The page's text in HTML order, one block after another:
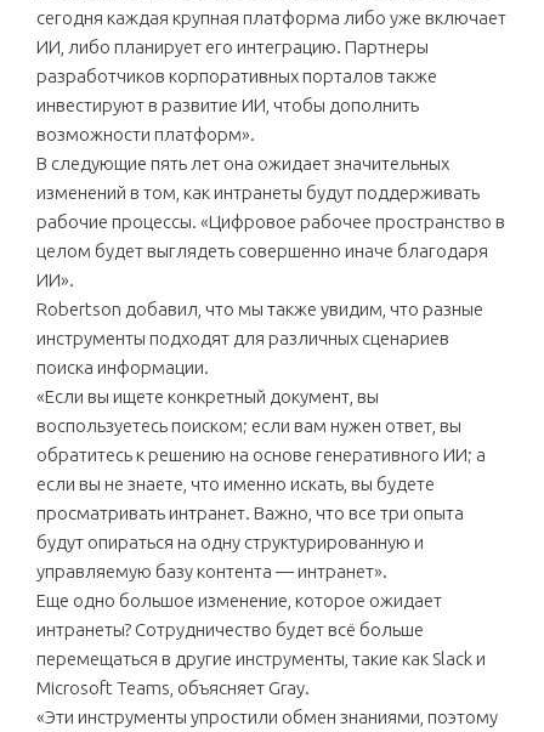
сегодня каждая крупная платформа либо уже включает
ИИ, либо планирует его интеграцию. Партнеры
разработчиков корпоративных порталов также
инвестируют в развитие ИИ, чтобы дополнить
возможности платформ».
В следующие пять лет она ожидает значительных
изменений в том, как интранеты будут поддерживать
рабочие процессы. «Цифровое рабочее пространство в
целом будет выглядеть совершенно иначе благодаря
ИИ».
Robertson добавил, что мы также увидим, что разные
инструменты подходят для различных сценариев
поиска информации.
«Если вы ищете конкретный документ, вы
воспользуетесь поиском; если вам нужен ответ, вы
обратитесь к решению на основе генеративного ИИ; а
если вы не знаете, что именно искать, вы будете
просматривать интранет. Важно, что все три опыта
будут опираться на одну структурированную и
управляемую базу контента — интранет».
Еще одно большое изменение, которое ожидает
интранеты? Сотрудничество будет всё больше
перемещаться в другие инструменты, такие как Slack и
Microsoft Teams, объясняет Gray.
«Эти инструменты упростили обмен знаниями, поэтому